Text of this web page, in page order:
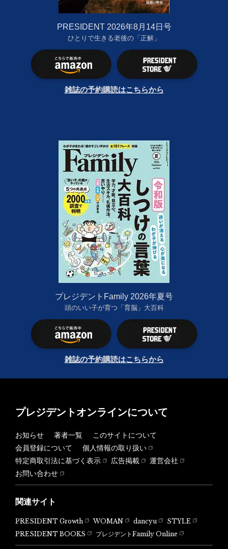
PRESIDENT 2026年8月14日号
ひとりで生きる老後の「正解」
雑誌の予約購読はこちらから
プレジデントFamily 2026年夏号
頭のいい子が育つ「育脳」大百科
雑誌の予約購読はこちらから
プレジデントオンラインについて
お知らせ 著者一覧
このサイトについて
会員登録について
個人情報の取り扱い
特定商取引法に基づく表示
広告掲載
運営会社
お問い合わせ
関連サイト
PRESIDENT Growth WOMAN dancyu
STYLE
PRESIDENT BOOKS
プレジデントFamily Online